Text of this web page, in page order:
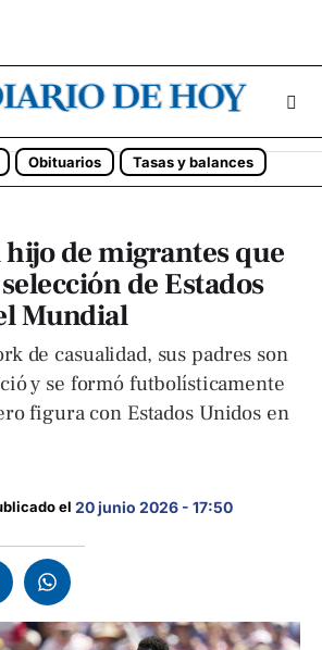
Obituarios Tasas y balances
de migrantes que
de Estados
Mundial
de casualidad, sus padres son
y se formó futbolísticamente
figura con Estados Unidos en
el 20 junio 2026 - 17:50